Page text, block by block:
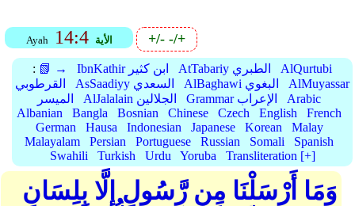
Ayah 14:4 الأية +/--/+
: 📗 → IbnKathir ابن كثير AtTabariy الطبري
AlQurtubi
القرطوبي
AsSaadiyy السعدي AlBaghawi البغوي
AlMuyassar
الميسر
AlJalalain الجلالين Grammar الإعراب
Arabic
Albanian
Bangla Bosnian Chinese Czech English
French
German
Hausa Indonesian Japanese Korean
Malay
Malayalam
Persian Portuguese Russian Somali
Spanish
Swahili
Turkish Urdu Yoruba Transliteration [+]
وَمَا أَرْسَلْنَا مِن رَّسُولٍ إِلَّا بِلِسَانِ